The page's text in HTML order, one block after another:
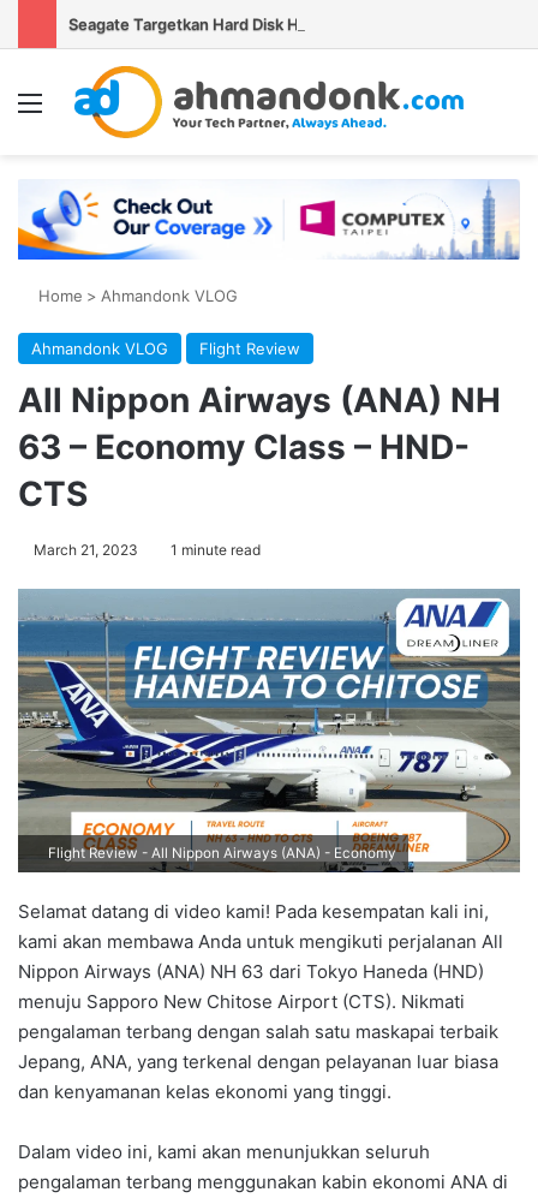
Menu
Home > Ahmandonk VLOG
Ahmandonk VLOG Flight Review
All Nippon Airways (ANA) NH
63 – Economy Class – HND-
CTS
March 21, 2023 1 minute read
Flight Review - All Nippon Airways (ANA) - Economy
Selamat datang di video kami! Pada kesempatan kali ini,
kami akan membawa Anda untuk mengikuti perjalanan All
Nippon Airways (ANA) NH 63 dari Tokyo Haneda (HND)
menuju Sapporo New Chitose Airport (CTS). Nikmati
pengalaman terbang dengan salah satu maskapai terbaik
Jepang, ANA, yang terkenal dengan pelayanan luar biasa
dan kenyamanan kelas ekonomi yang tinggi.
Dalam video ini, kami akan menunjukkan seluruh
pengalaman terbang menggunakan kabin ekonomi ANA di